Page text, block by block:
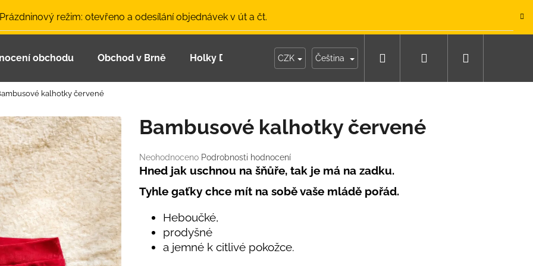
režim: otevřeno a odesílání objednávek v út a čt.
obchodu Obchod v Brně Holky Dupeťačky Moje objednávka
CZK Čeština Hledat Přihlášení
kalhotky červené
Průměrné
hodnocení
produktu
je
hvězdiček.
Neohodnoceno Podrobnosti hodnocení
Bambusové kalhotky červené
Hned jak uschnou na šňůře, tak je má na zadku.
Tyhle gaťky chce mít na sobě vaše mládě pořád.
Heboučké,
prodyšné
a jemné k citlivé pokožce.
Co potřebujete najít?
Doporučujeme
LETNÍ ČEPICE UV 30 SVĚTLE MODRÁ
BAMBUSOVÉ TRIKO NÁMOŘNICKÉ